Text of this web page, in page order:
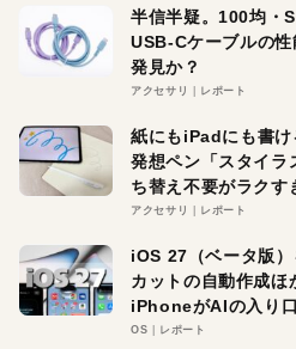
半信半疑。100均・
USB-Cケーブルの
発見か？
アクセサリ レポート
紙にもiPadにも書
発想ペン「スタイラ
ち替え不要がラクす
アクセサリ レポート
iOS 27（ベータ版
カットの自動作成ほ
iPhoneがAIの入り
OS レポート